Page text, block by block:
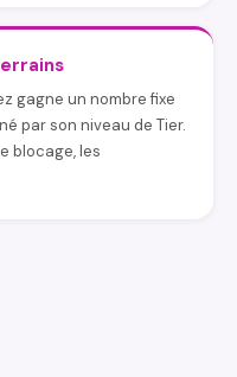
gagne un nombre fixe
par son niveau de Tier.
blocage, les